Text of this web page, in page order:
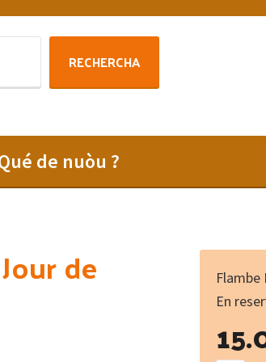
RECHERCHA
de nuòu ?
de
Flambe
En
l'orage...